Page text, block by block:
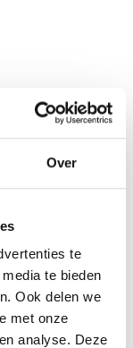
Over
te
te bieden
Ook delen we
met onze
analyse. Deze
strak door
een
stijl past
speelt.
systemen
lijkt de
worden dat